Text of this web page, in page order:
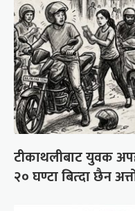
टीकाथलीबाट युवक
२० घण्टा बित्दा छैन